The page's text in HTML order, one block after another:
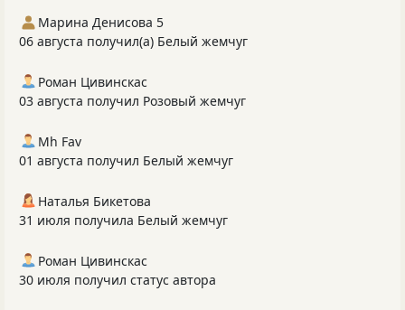
Марина Денисова 5
06 августа получил(а) Белый жемчуг
Роман Цивинскас
03 августа получил Розовый жемчуг
Mh Fav
01 августа получил Белый жемчуг
Наталья Бикетова
31 июля получила Белый жемчуг
Роман Цивинскас
30 июля получил статус автора